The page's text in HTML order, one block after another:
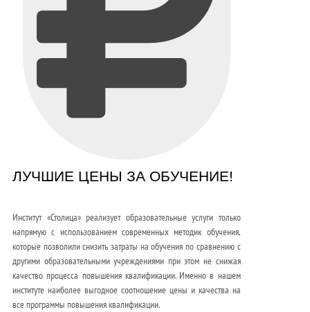
ЛУЧШИЕ ЦЕНЫ ЗА ОБУЧЕНИЕ!
Институт «Столица» реализует образовательные услуги только
напрямую с использованием современных методик обучения,
которые позволили снизить затраты на обучения по сравнению с
другими образовательными учреждениями при этом не снижая
качество процесса повышения квалификации. Именно в нашем
институте наиболее выгодное соотношение цены и качества на
все программы повышения квалификации.